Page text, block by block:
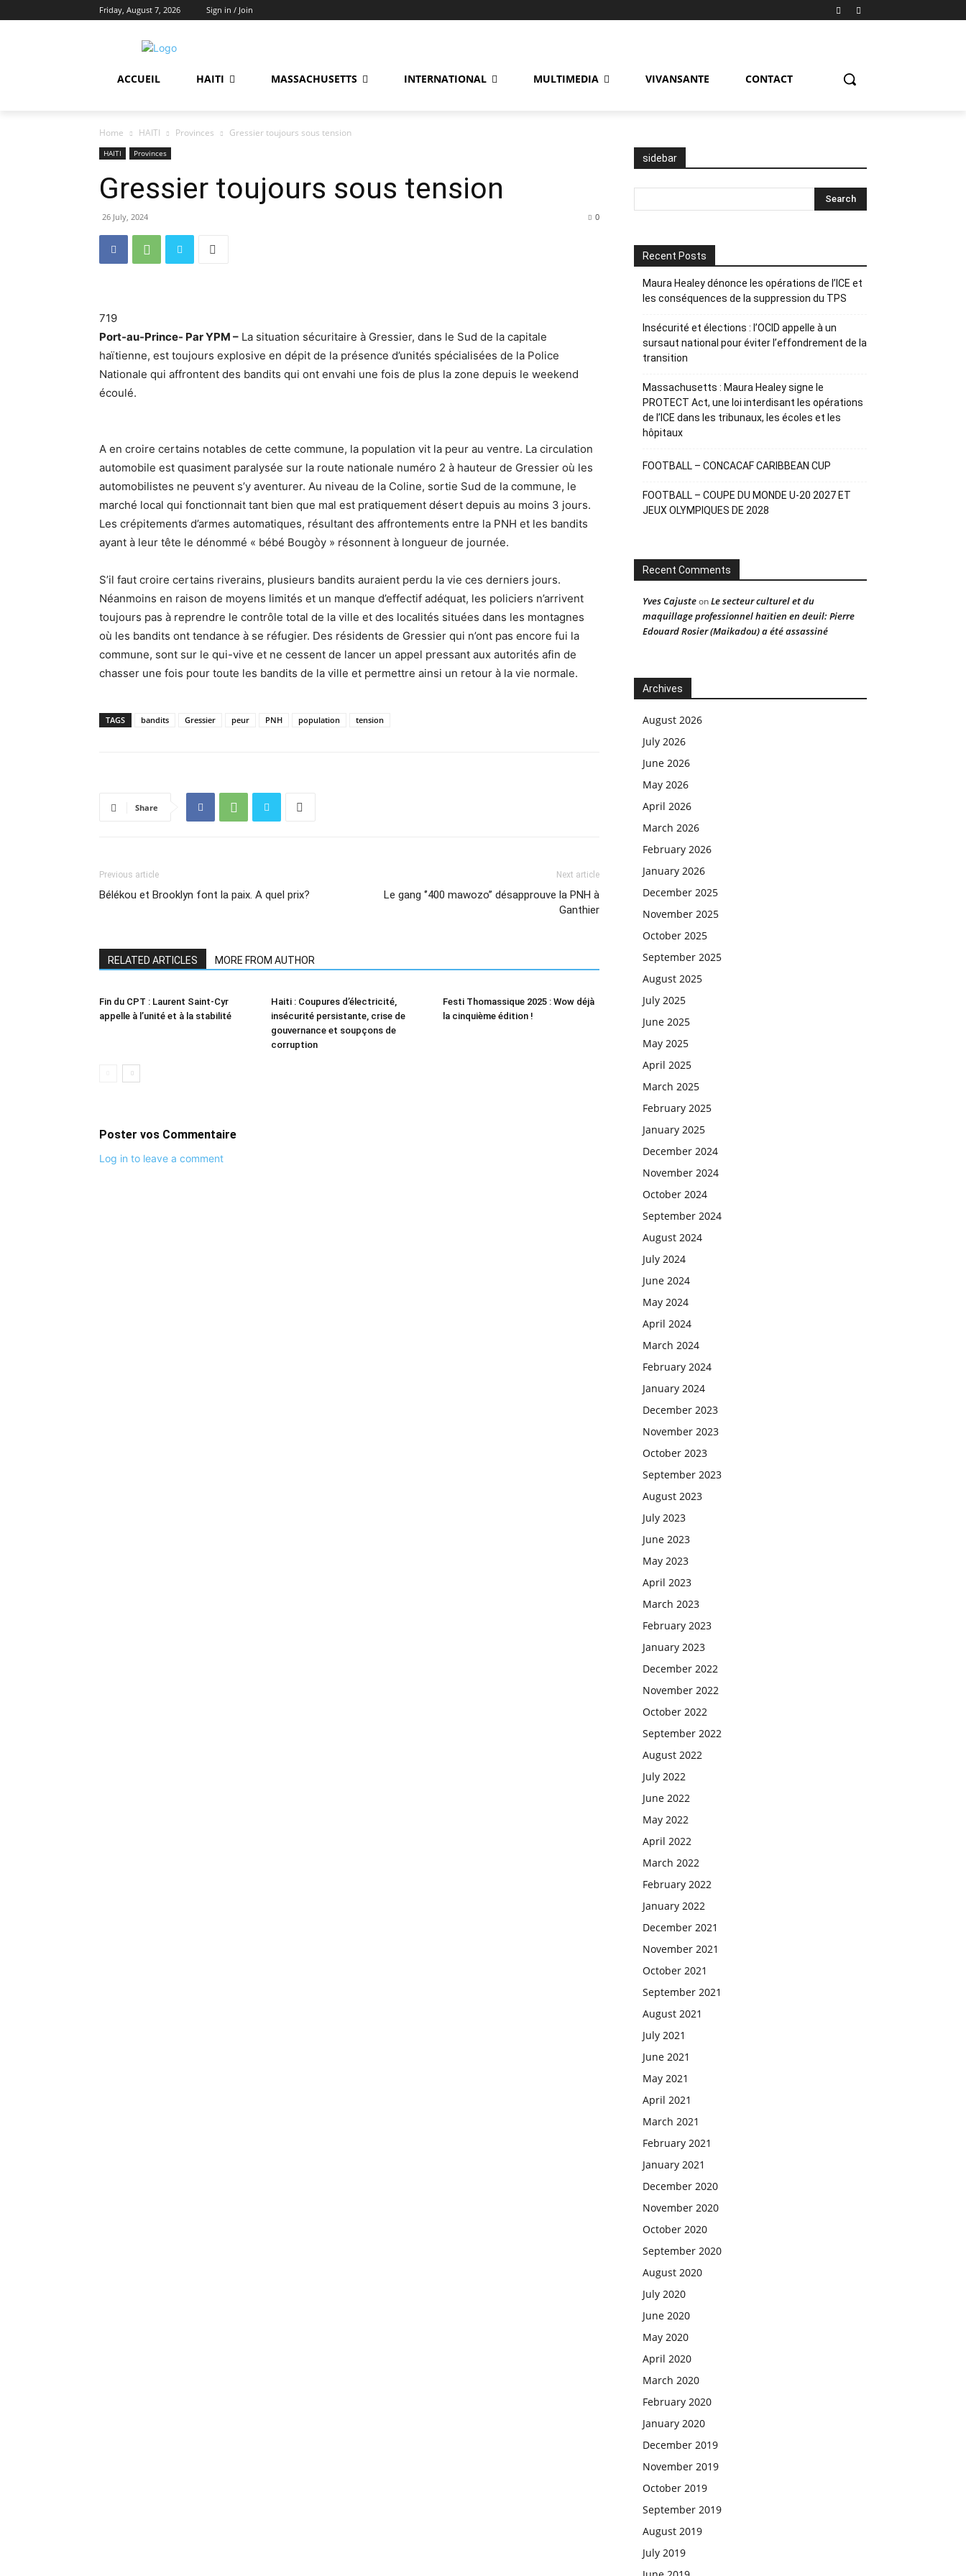
Friday, August 7, 2026 Sign in / Join
ACCUEIL HAITI MASSACHUSETTS INTERNATIONAL MULTIMEDIA VIVANSANTE CONTACT
Home HAITI Provinces Gressier toujours sous tension
HAITI Provinces
Gressier toujours sous tension
26 July, 2024 0
719
Port-au-Prince- Par YPM – La situation sécuritaire à Gressier, dans le Sud de la capitale
haïtienne, est toujours explosive en dépit de la présence d’unités spécialisées de la Police
Nationale qui affrontent des bandits qui ont envahi une fois de plus la zone depuis le weekend
écoulé.
A en croire certains notables de cette commune, la population vit la peur au ventre. La circulation
automobile est quasiment paralysée sur la route nationale numéro 2 à hauteur de Gressier où les
automobilistes ne peuvent s’y aventurer. Au niveau de la Coline, sortie Sud de la commune, le
marché local qui fonctionnait tant bien que mal est pratiquement désert depuis au moins 3 jours.
Les crépitements d’armes automatiques, résultant des affrontements entre la PNH et les bandits
ayant à leur tête le dénommé « bébé Bougòy » résonnent à longueur de journée.
S’il faut croire certains riverains, plusieurs bandits auraient perdu la vie ces derniers jours.
Néanmoins en raison de moyens limités et un manque d’effectif adéquat, les policiers n’arrivent
toujours pas à reprendre le contrôle total de la ville et des localités situées dans les montagnes
où les bandits ont tendance à se réfugier. Des résidents de Gressier qui n’ont pas encore fui la
commune, sont sur le qui-vive et ne cessent de lancer un appel pressant aux autorités afin de
chasser une fois pour toute les bandits de la ville et permettre ainsi un retour à la vie normale.
TAGS bandits Gressier peur PNH population tension
Share
Previous article
Bélékou et Brooklyn font la paix. A quel prix?
Next article
Le gang ‘’400 mawozo’’ désapprouve la PNH à
Ganthier
RELATED ARTICLES MORE FROM AUTHOR
Fin du CPT : Laurent Saint-Cyr
appelle à l’unité et à la stabilité
Haiti : Coupures d’électricité,
insécurité persistante, crise de
gouvernance et soupçons de
corruption
Festi Thomassique 2025 : Wow déjà
la cinquième édition !
Poster vos Commentaire
Log in to leave a comment
sidebar
Recent Posts
Maura Healey dénonce les opérations de l’ICE et
les conséquences de la suppression du TPS
Insécurité et élections : l’OCID appelle à un
sursaut national pour éviter l’effondrement de la
transition
Massachusetts : Maura Healey signe le
PROTECT Act, une loi interdisant les opérations
de l’ICE dans les tribunaux, les écoles et les
hôpitaux
FOOTBALL – CONCACAF CARIBBEAN CUP
FOOTBALL – COUPE DU MONDE U-20 2027 ET
JEUX OLYMPIQUES DE 2028
Recent Comments
Yves CajusteonLe secteur culturel et du
maquillage professionnel haïtien en deuil: Pierre
Edouard Rosier (Maikadou) a été assassiné
Archives
August 2026
July 2026
June 2026
May 2026
April 2026
March 2026
February 2026
January 2026
December 2025
November 2025
October 2025
September 2025
August 2025
July 2025
June 2025
May 2025
April 2025
March 2025
February 2025
January 2025
December 2024
November 2024
October 2024
September 2024
August 2024
July 2024
June 2024
May 2024
April 2024
March 2024
February 2024
January 2024
December 2023
November 2023
October 2023
September 2023
August 2023
July 2023
June 2023
May 2023
April 2023
March 2023
February 2023
January 2023
December 2022
November 2022
October 2022
September 2022
August 2022
July 2022
June 2022
May 2022
April 2022
March 2022
February 2022
January 2022
December 2021
November 2021
October 2021
September 2021
August 2021
July 2021
June 2021
May 2021
April 2021
March 2021
February 2021
January 2021
December 2020
November 2020
October 2020
September 2020
August 2020
July 2020
June 2020
May 2020
April 2020
March 2020
February 2020
January 2020
December 2019
November 2019
October 2019
September 2019
August 2019
July 2019